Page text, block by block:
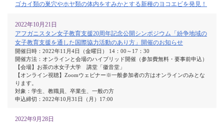
ゴカイ類の巣穴やホヤ類の体内をすみかとする新種のヨコエビを発見！
2022年10月21日
アフガニスタン女子教育支援20周年記念公開シンポジウム「紛争地域の
女子教育支援を通した国際協力活動のあり方」開催のお知らせ
開催日時：2022年11月4日（金曜日） 14：00～17：30
開催方法：オンラインと会場のハイブリッド開催（参加費無料・要事前申込）
【会場】お茶の水女子大学 講堂「徽音堂」
【オンライン視聴】Zoomウェビナー※一般参加者の方はオンラインのみとな
ります。
対象：学生、教職員、卒業生、一般の方
申込締切：2022年10月31日（月）17:00
2022年9月28日